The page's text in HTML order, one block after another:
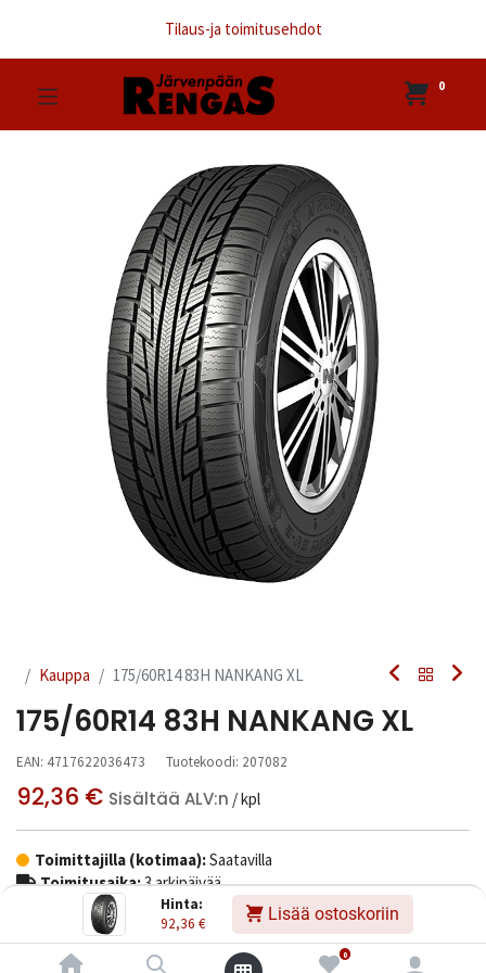
Hinta:
92,36 € Lisää ostoskoriin
0
Tilaus-ja toimitusehdot
0
Kauppa 175/60R14 83H NANKANG XL
175/60R14 83H NANKANG XL
EAN: 4717622036473 Tuotekoodi: 207082
92,36 € Sisältää ALV:n / kpl
Toimittajilla (kotimaa):Saatavilla
Toimitusaika:3 arkipäivää
Asennuspalvelu